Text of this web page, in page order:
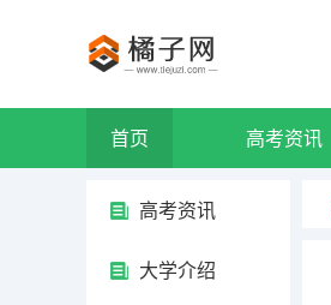
首页 高考资讯
高考资讯
大学介绍